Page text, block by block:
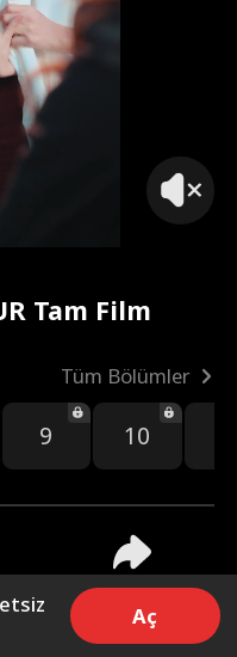
Tam Film
Tüm Bölümler
9 10
Paylaş
Aç